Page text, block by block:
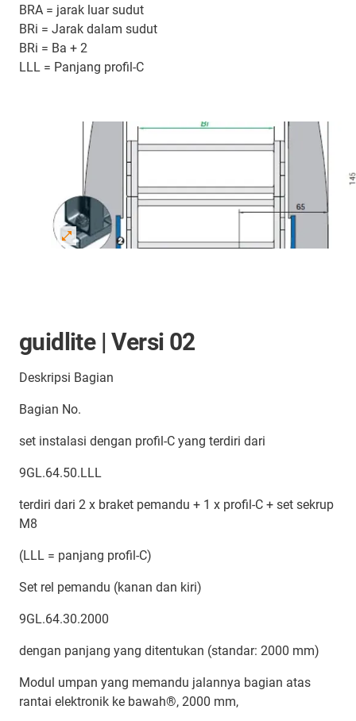
BRA = jarak luar sudut
BRi = Jarak dalam sudut
BRi = Ba + 2
LLL = Panjang profil-C
guidlite | Versi 02
Deskripsi Bagian
Bagian No.
set instalasi dengan profil-C yang terdiri dari
9GL.64.50.LLL
terdiri dari 2 x braket pemandu + 1 x profil-C + set sekrup
M8
(LLL = panjang profil-C)
Set rel pemandu (kanan dan kiri)
9GL.64.30.2000
dengan panjang yang ditentukan (standar: 2000 mm)
Modul umpan yang memandu jalannya bagian atas
rantai elektronik ke bawah®, 2000 mm,